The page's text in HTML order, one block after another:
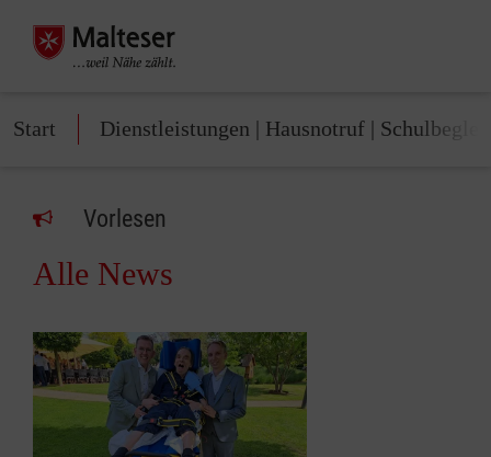
Start Dienstleistungen | Hausnotruf |
Vorlesen
Alle News